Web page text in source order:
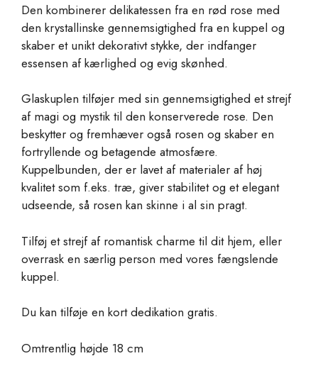
Den kombinerer delikatessen fra en rød rose med
den krystallinske gennemsigtighed fra en kuppel og
skaber et unikt dekorativt stykke, der indfanger
essensen af kærlighed og evig skønhed.
Glaskuplen tilføjer med sin gennemsigtighed et strejf
af magi og mystik til den konserverede rose. Den
beskytter og fremhæver også rosen og skaber en
fortryllende og betagende atmosfære.
Kuppelbunden, der er lavet af materialer af høj
kvalitet som f.eks. træ, giver stabilitet og et elegant
udseende, så rosen kan skinne i al sin pragt.
Tilføj et strejf af romantisk charme til dit hjem, eller
overrask en særlig person med vores fængslende
kuppel.
Du kan tilføje en kort dedikation gratis.
Omtrentlig højde 18 cm